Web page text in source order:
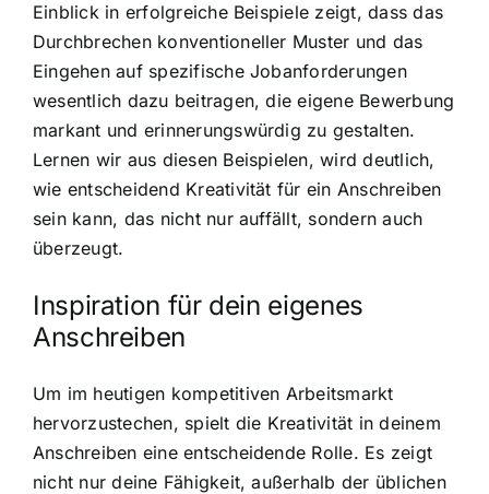
Einblick in erfolgreiche Beispiele zeigt, dass das
Durchbrechen konventioneller Muster und das
Eingehen auf spezifische Jobanforderungen
wesentlich dazu beitragen, die eigene Bewerbung
markant und erinnerungswürdig zu gestalten.
Lernen wir aus diesen Beispielen, wird deutlich,
wie entscheidend Kreativität für ein Anschreiben
sein kann, das nicht nur auffällt, sondern auch
überzeugt.
Inspiration für dein eigenes
Anschreiben
Um im heutigen kompetitiven Arbeitsmarkt
hervorzustechen, spielt die Kreativität in deinem
Anschreiben eine entscheidende Rolle. Es zeigt
nicht nur deine Fähigkeit, außerhalb der üblichen